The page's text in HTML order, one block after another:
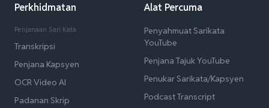
Perkhidmatan
Penjanaan Sari Kata
Transkripsi
Penjana Kapsyen
OCR Video AI
Padanan Skrip
Alat Percuma
Penyahmuat Sarikata
YouTube
Penjana Tajuk YouTube
Penukar Sarikata/Kapsyen
Podcast Transcript